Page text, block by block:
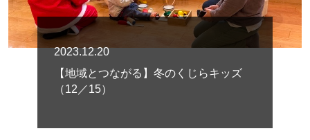
2023.12.20
【地域とつながる】冬のくじらキッズ
（12／15）